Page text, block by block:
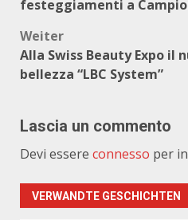
festeggiamenti a
Weiter
Alla Swiss Beauty Expo il
bellezza “LBC System”
Lascia un commento
Devi essere connesso per
VERWANDTE GESCHICHTEN